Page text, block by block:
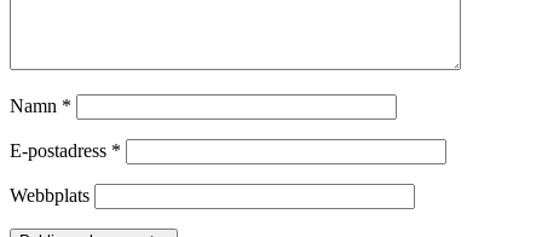
Namn *
E-postadress *
Webbplats